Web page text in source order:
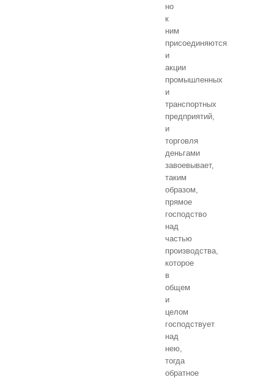
но
к
ним
присоединяются
и
акции
промышленных
и
транспортных
предприятий,
и
торговля
деньгами
завоевывает,
таким
образом,
прямое
господство
над
частью
производства,
которое
в
общем
и
целом
господствует
над
нею,
тогда
обратное